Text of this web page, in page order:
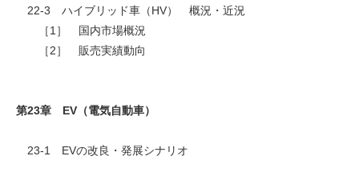
22-3 ハイブリッド車（HV） 概況・近況
［1］ 国内市場概況
［2］ 販売実績動向
第23章 EV（電気自動車）
23-1 EVの改良・発展シナリオ